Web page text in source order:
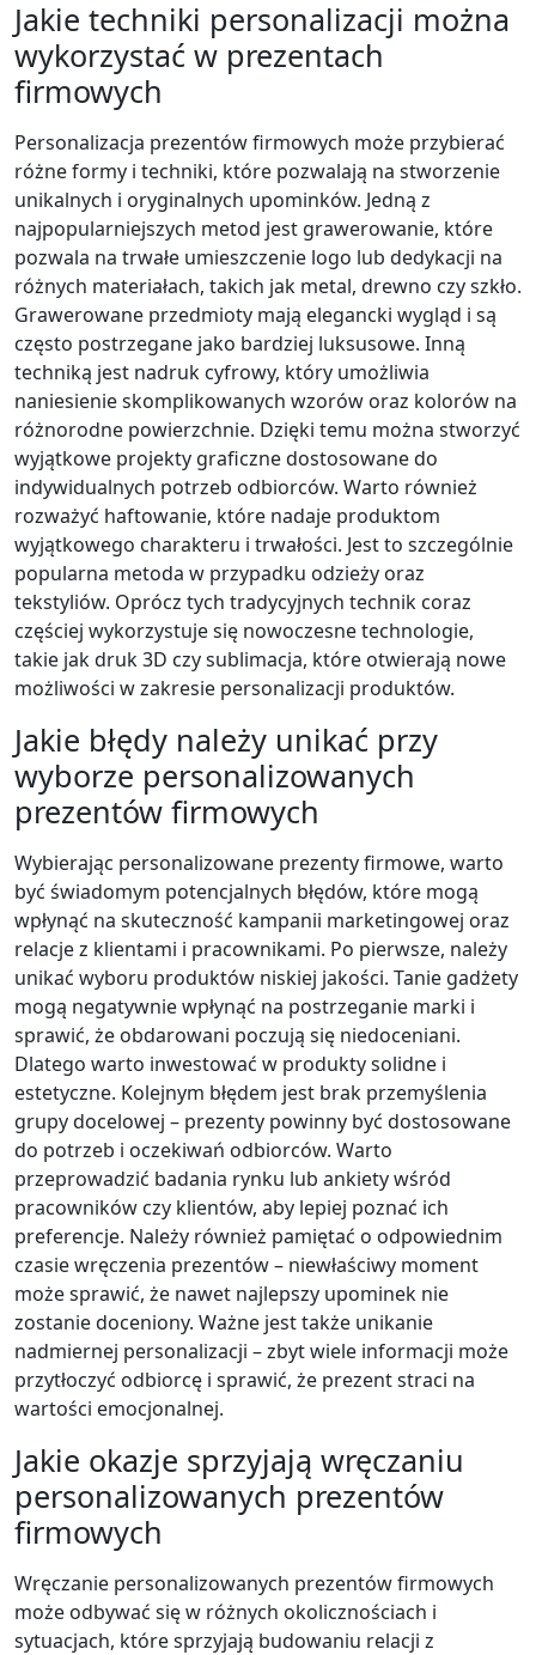
Jakie techniki personalizacji można
wykorzystać w prezentach
firmowych
Personalizacja prezentów firmowych może przybierać
różne formy i techniki, które pozwalają na stworzenie
unikalnych i oryginalnych upominków. Jedną z
najpopularniejszych metod jest grawerowanie, które
pozwala na trwałe umieszczenie logo lub dedykacji na
różnych materiałach, takich jak metal, drewno czy szkło.
Grawerowane przedmioty mają elegancki wygląd i są
często postrzegane jako bardziej luksusowe. Inną
techniką jest nadruk cyfrowy, który umożliwia
naniesienie skomplikowanych wzorów oraz kolorów na
różnorodne powierzchnie. Dzięki temu można stworzyć
wyjątkowe projekty graficzne dostosowane do
indywidualnych potrzeb odbiorców. Warto również
rozważyć haftowanie, które nadaje produktom
wyjątkowego charakteru i trwałości. Jest to szczególnie
popularna metoda w przypadku odzieży oraz
tekstyliów. Oprócz tych tradycyjnych technik coraz
częściej wykorzystuje się nowoczesne technologie,
takie jak druk 3D czy sublimacja, które otwierają nowe
możliwości w zakresie personalizacji produktów.
Jakie błędy należy unikać przy
wyborze personalizowanych
prezentów firmowych
Wybierając personalizowane prezenty firmowe, warto
być świadomym potencjalnych błędów, które mogą
wpłynąć na skuteczność kampanii marketingowej oraz
relacje z klientami i pracownikami. Po pierwsze, należy
unikać wyboru produktów niskiej jakości. Tanie gadżety
mogą negatywnie wpłynąć na postrzeganie marki i
sprawić, że obdarowani poczują się niedoceniani.
Dlatego warto inwestować w produkty solidne i
estetyczne. Kolejnym błędem jest brak przemyślenia
grupy docelowej – prezenty powinny być dostosowane
do potrzeb i oczekiwań odbiorców. Warto
przeprowadzić badania rynku lub ankiety wśród
pracowników czy klientów, aby lepiej poznać ich
preferencje. Należy również pamiętać o odpowiednim
czasie wręczenia prezentów – niewłaściwy moment
może sprawić, że nawet najlepszy upominek nie
zostanie doceniony. Ważne jest także unikanie
nadmiernej personalizacji – zbyt wiele informacji może
przytłoczyć odbiorcę i sprawić, że prezent straci na
wartości emocjonalnej.
Jakie okazje sprzyjają wręczaniu
personalizowanych prezentów
firmowych
Wręczanie personalizowanych prezentów firmowych
może odbywać się w różnych okolicznościach i
sytuacjach, które sprzyjają budowaniu relacji z